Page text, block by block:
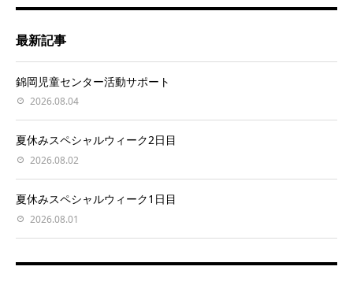
最新記事
錦岡児童センター活動サポート
2026.08.04
夏休みスペシャルウィーク2日目
2026.08.02
夏休みスペシャルウィーク1日目
2026.08.01